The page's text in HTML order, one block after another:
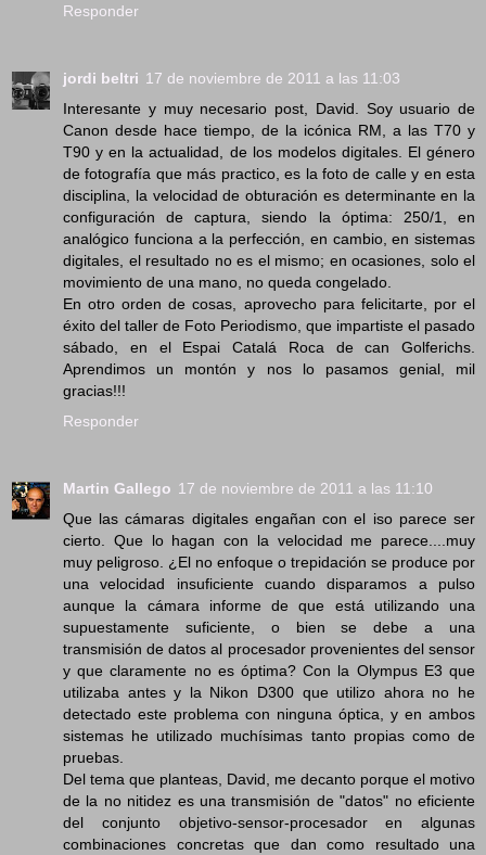
Responder
jordi beltri 17 de noviembre de 2011 a las 11:03
Interesante y muy necesario post, David. Soy usuario de
Canon desde hace tiempo, de la icónica RM, a las T70 y
T90 y en la actualidad, de los modelos digitales. El género
de fotografía que más practico, es la foto de calle y en esta
disciplina, la velocidad de obturación es determinante en la
configuración de captura, siendo la óptima: 250/1, en
analógico funciona a la perfección, en cambio, en sistemas
digitales, el resultado no es el mismo; en ocasiones, solo el
movimiento de una mano, no queda congelado.
En otro orden de cosas, aprovecho para felicitarte, por el
éxito del taller de Foto Periodismo, que impartiste el pasado
sábado, en el Espai Catalá Roca de can Golferichs.
Aprendimos un montón y nos lo pasamos genial, mil
gracias!!!
Responder
Martin Gallego 17 de noviembre de 2011 a las 11:10
Que las cámaras digitales engañan con el iso parece ser
cierto. Que lo hagan con la velocidad me parece....muy
muy peligroso. ¿El no enfoque o trepidación se produce por
una velocidad insuficiente cuando disparamos a pulso
aunque la cámara informe de que está utilizando una
supuestamente suficiente, o bien se debe a una
transmisión de datos al procesador provenientes del sensor
y que claramente no es óptima? Con la Olympus E3 que
utilizaba antes y la Nikon D300 que utilizo ahora no he
detectado este problema con ninguna óptica, y en ambos
sistemas he utilizado muchísimas tanto propias como de
pruebas.
Del tema que planteas, David, me decanto porque el motivo
de la no nitidez es una transmisión de "datos" no eficiente
del conjunto objetivo-sensor-procesador en algunas
combinaciones concretas que dan como resultado una